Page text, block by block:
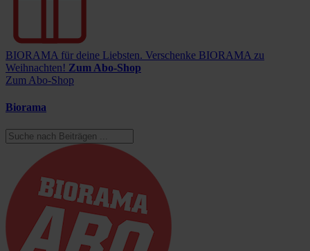
BIORAMA für deine Liebsten. Verschenke BIORAMA zu
Weihnachten! Zum Abo-Shop
Zum Abo-Shop
Biorama